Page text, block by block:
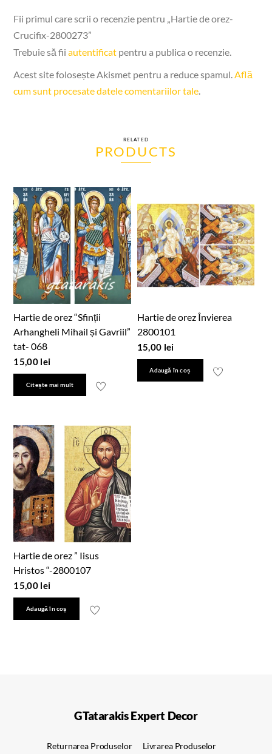
Fii primul care scrii o recenzie pentru „Hartie de orez-
Crucifix-2800273”
Trebuie să fiiautentificat pentru a publica o recenzie.
Acest site folosește Akismet pentru a reduce spamul.Află
cum sunt procesate datele comentariilor tale.
RELATED
PRODUCTS
Hartie de orez “Sfinții
Arhangheli Mihail și Gavriil”
tat- 068
15,00 lei
Citește mai mult
Hartie de orez Învierea
2800101
15,00 lei
Adaugă în coș
Hartie de orez ” Iisus
Hristos “-2800107
15,00 lei
Adaugă în coș
GTatarakis Expert Decor
Returnarea Produselor Livrarea Produselor